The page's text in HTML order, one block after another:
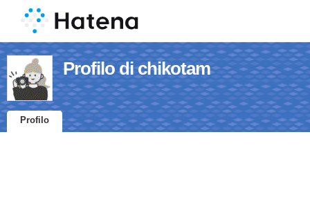
Profilo di chikotam
Profilo